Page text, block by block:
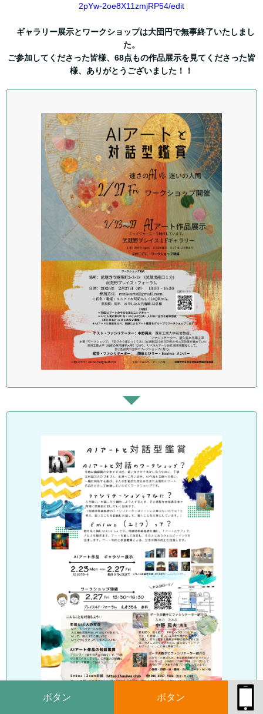
ボタン ボタン
2pYw-2oe8X11zmjRP54/edit
ギャラリー展示とワークショップは大団円で無事終了いたしまし
た。
ご参加してくださった皆様、68点もの作品展示を見てくださった皆
様、ありがとうございました！！